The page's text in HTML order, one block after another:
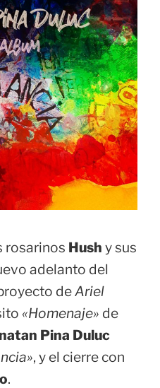
rosarinos Hush y sus
adelanto del
deAriel
«Homenaje» de
Pina Duluc
, y el cierre con
.